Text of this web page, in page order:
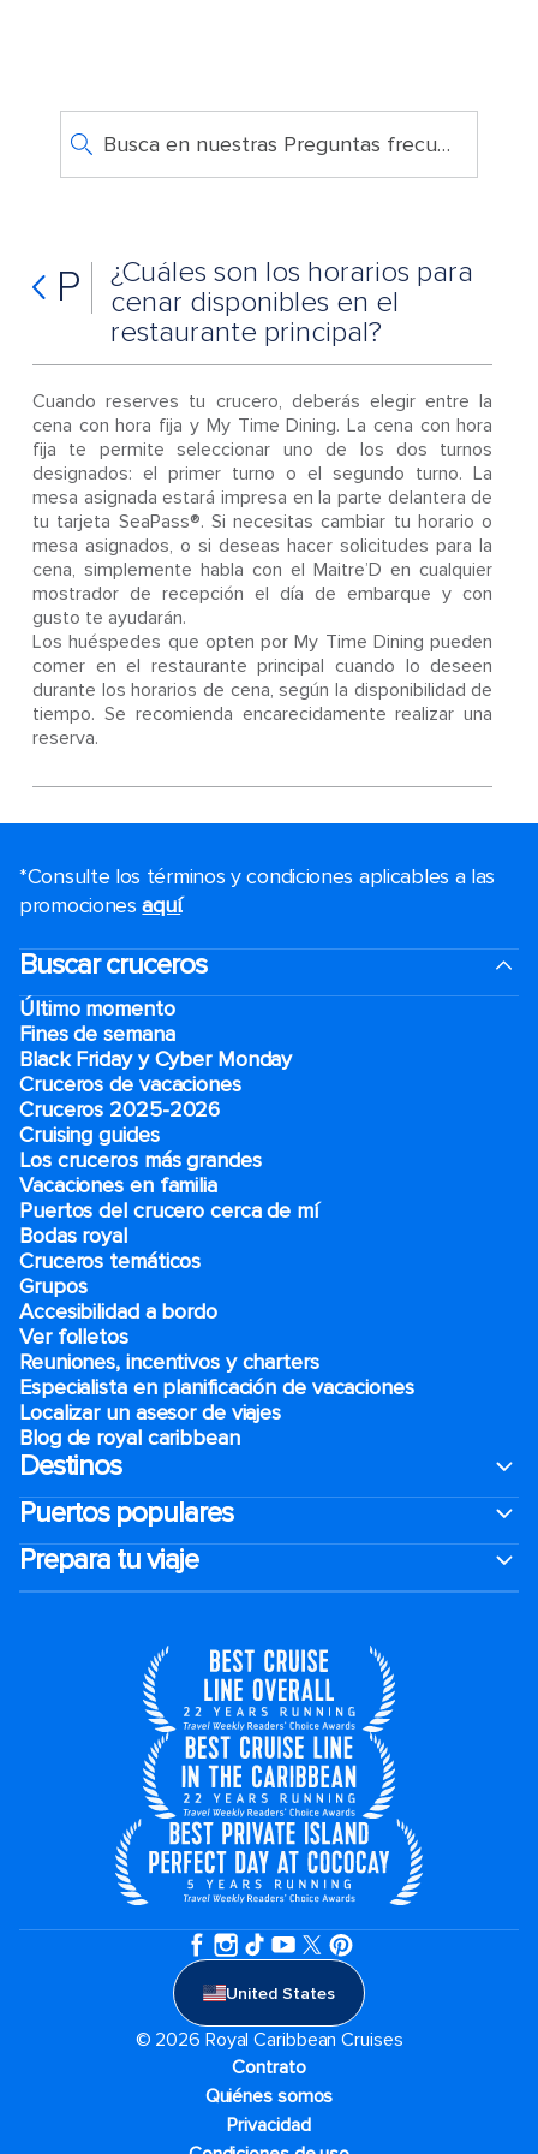
Busca en nuestras Preguntas frecuentes
P
¿Cuáles son los horarios para
cenar disponibles en el
restaurante principal?
Cuando reserves tu crucero, deberás elegir entre la
cena con hora fija y My Time Dining. La cena con hora
fija te permite seleccionar uno de los dos turnos
designados: el primer turno o el segundo turno. La
mesa asignada estará impresa en la parte delantera de
tu tarjeta SeaPass®. Si necesitas cambiar tu horario o
mesa asignados, o si deseas hacer solicitudes para la
cena, simplemente habla con el Maitre’D en cualquier
mostrador de recepción el día de embarque y con
gusto te ayudarán.
Los huéspedes que opten por My Time Dining pueden
comer en el restaurante principal cuando lo deseen
durante los horarios de cena, según la disponibilidad de
tiempo. Se recomienda encarecidamente realizar una
reserva.
*Consulte los términos y condiciones aplicables a las
promocionesaquí.
Buscar cruceros
Último momento
Fines de semana
Black Friday y Cyber Monday
Cruceros de vacaciones
Cruceros 2025-2026
Cruising guides
Los cruceros más grandes
Vacaciones en familia
Puertos del crucero cerca de mí
Bodas royal
Cruceros temáticos
Grupos
Accesibilidad a bordo
Ver folletos
Reuniones, incentivos y charters​
Especialista en planificación de vacaciones
Localizar un asesor de viajes
Blog de royal caribbean
Destinos
Puertos populares
Prepara tu viaje
United States
© 2026 Royal Caribbean Cruises
Contrato
Quiénes somos
Privacidad